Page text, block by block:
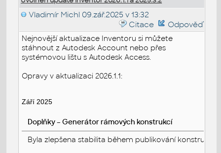
Vladimír Michl 09.zář.2025 v 13:32
Citace
Odpověď
Nejnovější aktualizace Inventoru si můžete
stáhnout z Autodesk Account nebo přes
systémovou lištu s Autodesk Access.
Opravy v aktualizaci 2026.1.1:
Září 2025
Doplňky – Generátor rámových konstrukcí
Byla zlepšena stabilita během publikování